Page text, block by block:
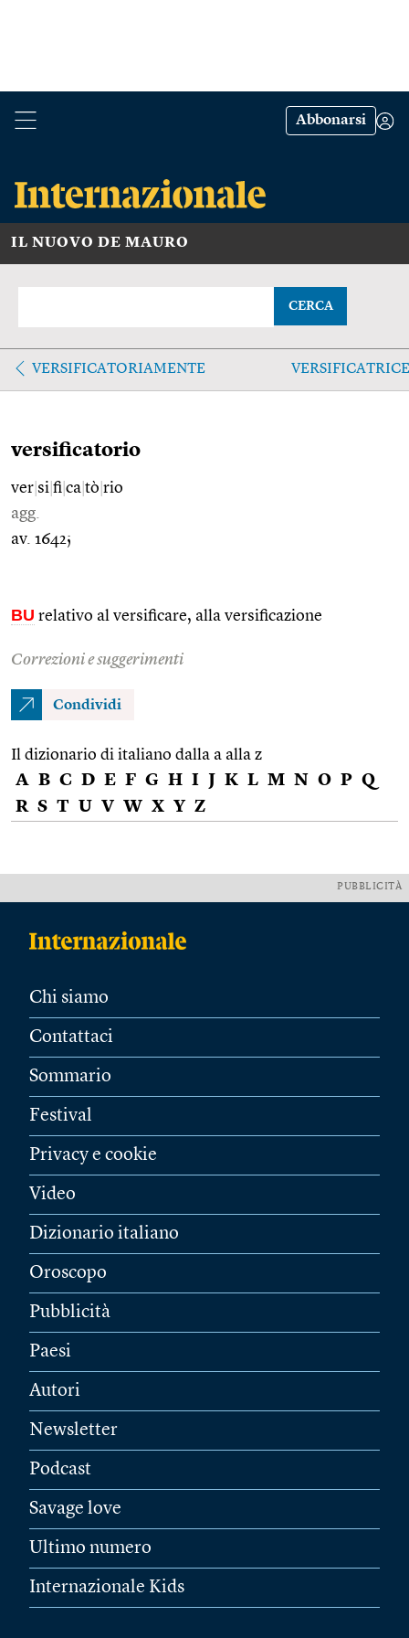
Abbonarsi
IL NUOVO DE MAURO
CERCA
VERSIFICATORIAMENTE VERSIFICATRICE
versificatorio
ver si fi ca tò rio
agg.
av. 1642;
BU relativo al versificare, alla versificazione
Correzioni e suggerimenti
Condividi
Il dizionario di italiano dalla a alla z
A B C D E F G H I J K L M N O P Q
R S T U V W X Y Z
PUBBLICITÀ
Chi siamo
Contattaci
Sommario
Festival
Privacy e cookie
Video
Dizionario italiano
Oroscopo
Pubblicità
Paesi
Autori
Newsletter
Podcast
Savage love
Ultimo numero
Internazionale Kids